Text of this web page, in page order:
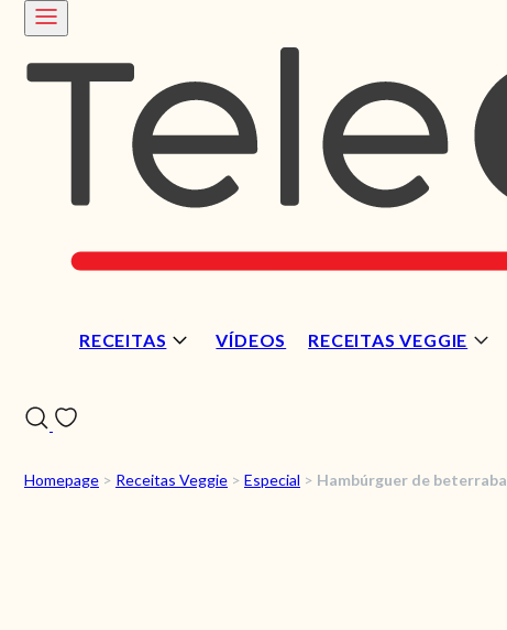
RECEITAS VÍDEOS RECEITAS VEGGIE
Homepage > Receitas Veggie > Especial > Hambúrguer de beterraba